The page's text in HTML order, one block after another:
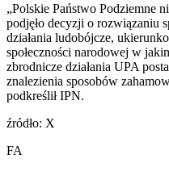
„Polskie Państwo Podziemne
podjęło decyzji o rozwiązaniu
działania ludobójcze,
społeczności narodowej w
zbrodnicze działania UPA
znalezienia sposobów
podkreślił IPN.
źródło: X
FA